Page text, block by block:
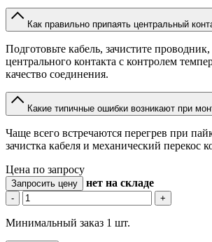
Как правильно припаять центральный
Подготовьте кабель, зачистите
центрального контакта с контролем
качество соединения.
Какие типичные ошибки возникают при
Чаще всего встречаются перегрев при
зачистка кабеля и механический перекос
Цена по запросу
Запросить цену нет на складе
- +
Минимальный заказ 1 шт.